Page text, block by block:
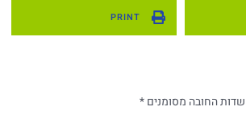
PRINT
שדות החובה מסומנים*